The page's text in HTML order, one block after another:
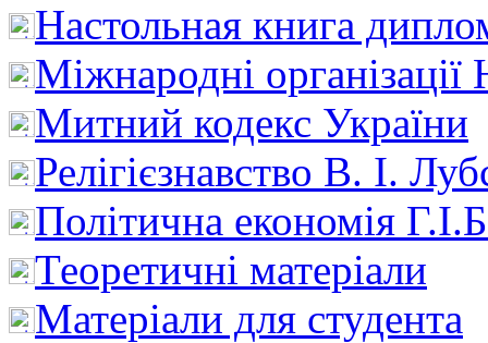
Настольная книга
Міжнародні
Митний кодекс України
Релігієзнавство В. І.
Політична економія
Теоретичні матеріали
Матеріали для студента